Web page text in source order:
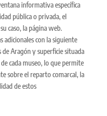
informativa específica
pública o privada, el
caso, la página web.
adicionales con la siguiente
Aragón y superficie situada
cada museo, lo que permite
sobre el reparto comarcal, la
de estos